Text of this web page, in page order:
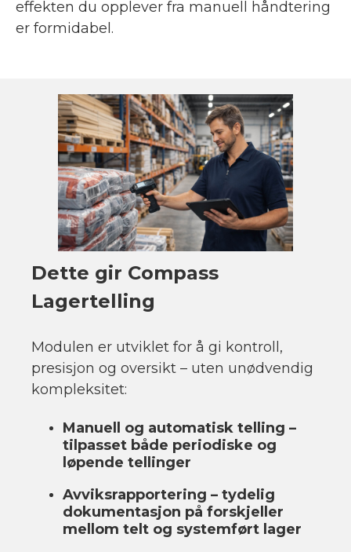
effekten du opplever fra manuell håndtering
er formidabel.
Dette gir Compass
Lagertelling
Modulen er utviklet for å gi kontroll,
presisjon og oversikt – uten unødvendig
kompleksitet:
Manuell og automatisk telling –
tilpasset både periodiske og
løpende tellinger
Avviksrapportering – tydelig
dokumentasjon på forskjeller
mellom telt og systemført lager